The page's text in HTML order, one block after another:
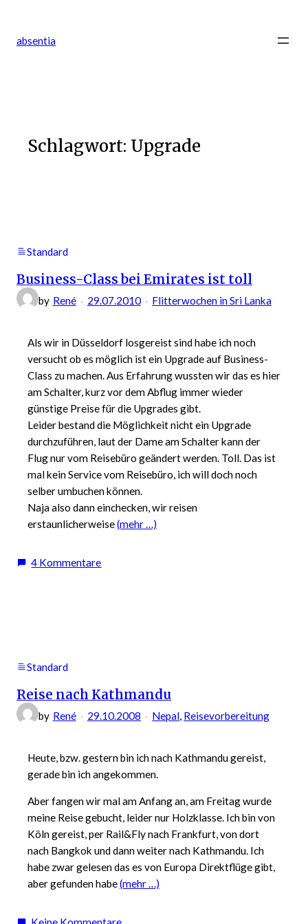
springen
absentia
Schlagwort: Upgrade
Standard
Business-Class bei Emirates ist toll
by René 29.07.2010 Flitterwochen in Sri Lanka
Als wir in Düsseldorf losgereist sind habe ich noch
versucht ob es möglich ist ein Upgrade auf Business-
Class zu machen. Aus Erfahrung wussten wir das es hier
am Schalter, kurz vor dem Abflug immer wieder
günstige Preise für die Upgrades gibt.
Leider bestand die Möglichkeit nicht ein Upgrade
durchzuführen, laut der Dame am Schalter kann der
Flug nur vom Reisebüro geändert werden. Toll. Das ist
mal kein Service vom Reisebüro, ich will doch noch
selber umbuchen können.
Naja also dann einchecken, wir reisen
erstaunlicherweise(mehr …)
4 Kommentarezu
Standard
Reise nach Kathmandu
by René 29.10.2008 Nepal, Reisevorbereitung
Heute, bzw. gestern bin ich nach Kathmandu gereist,
gerade bin ich angekommen.
Aber fangen wir mal am Anfang an, am Freitag wurde
meine Reise gebucht, leider nur Holzklasse. Ich bin von
Köln gereist, per Rail&Fly nach Frankfurt, von dort
nach Bangkok und dann weiter nach Kathmandu. Ich
habe zwar gelesen das es von Europa Direktflüge gibt,
aber gefunden habe(mehr …)
zu